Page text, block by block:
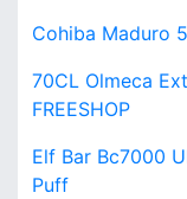
Cohiba Maduro 5
70CL Olmeca
FREESHOP
Elf Bar Bc7000
Puff